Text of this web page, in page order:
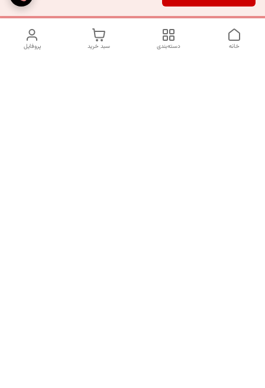
پروفایل سبد خرید دسته‌بندی خانه